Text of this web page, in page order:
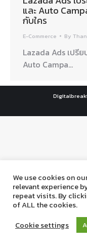
และ Auto
กับใคร
E-Commerce By
Lazada Ads เปรี
Auto Campa…
We use cookies on
relevant experience
repeat visits. By
of ALL the cookies.
Cookie settings